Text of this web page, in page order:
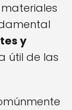
y
útil de las